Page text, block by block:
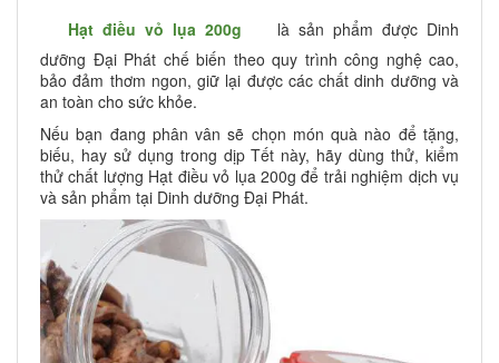
Hạt điều vỏ lụa 200g
là sản phẩm được Dinh
dưỡng Đại Phát chế biến theo quy trình công nghệ cao,
bảo đảm thơm ngon, giữ lại được các chất dinh dưỡng và
an toàn cho sức khỏe.
Nếu bạn đang phân vân sẽ chọn món quà nào để tặng,
biếu, hay sử dụng trong dịp Tết này, hãy dùng thử, kiểm
thử chất lượng Hạt điều vỏ lụa 200g để trải nghiệm dịch vụ
và sản phẩm tại Dinh dưỡng Đại Phát.